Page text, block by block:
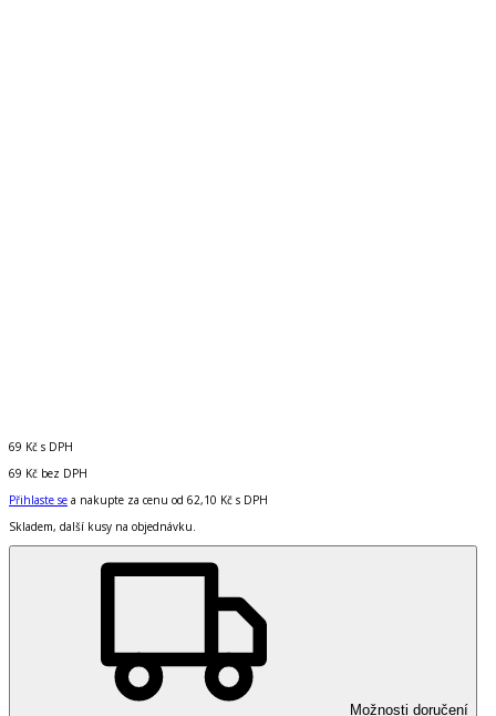
69 Kč s DPH
69 Kč bez DPH
Přihlaste se a nakupte za cenu od 62,10 Kč s DPH
Skladem, další kusy na objednávku.
Možnosti doručení